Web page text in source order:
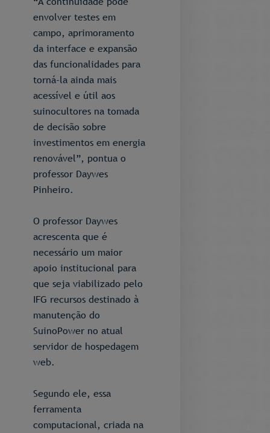
envolver testes em
campo, aprimoramento
da interface e expansão
das funcionalidades para
torná-la ainda mais
acessível e útil aos
suinocultores na tomada
de decisão sobre
investimentos em energia
renovável”, pontua o
professor Daywes
Pinheiro.
O professor Daywes
acrescenta que é
necessário um maior
apoio institucional para
que seja viabilizado pelo
IFG recursos destinado à
manutenção do
SuinoPower no atual
servidor de hospedagem
web.
Segundo ele, essa
ferramenta
computacional, criada na